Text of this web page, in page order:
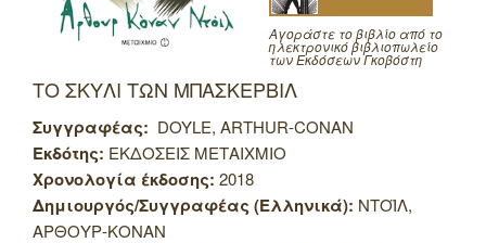
Αγοράστε το βιβλίο από το
ηλεκτρονικό βιβλιοπωλείο
των Εκδόσεων Γκοβόστη
ΤΟ ΣΚΥΛΙ ΤΩΝ ΜΠΑΣΚΕΡΒΙΛ
Συγγραφέας: DOYLE, ARTHUR-CONAN
Εκδότης: ΕΚΔΟΣΕΙΣ ΜΕΤΑΙΧΜΙΟ
Χρονολογία έκδοσης: 2018
Δημιουργός/Συγγραφέας (Ελληνικά): ΝΤΟΪΛ,
ΑΡΘΟΥΡ-ΚΟΝΑΝ